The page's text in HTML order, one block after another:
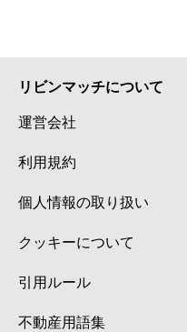
難波中
1,600万円
難波中
難波中
日本橋
リビンマッチについて
運営会社
利用規約
個人情報の取り扱い
クッキーについて
引用ルール
不動産用語集